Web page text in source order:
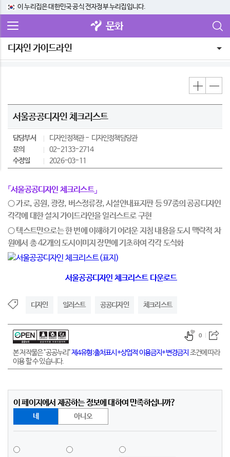
이 누리집은 대한민국 공식 전자정부 누리집입니다.
문화
디자인 가이드라인
서울공공디자인 체크리스트
담당부서 디자인정책관
디자인정책담당관
문의
02-2133-2714
수정일
2026-03-11
「서울공공디자인 체크리스트」
○ 가로,공원,광장, 버스정류장,시설안내표지판 등97종의 공공디자인
각각에 대한설치 가이드라인을 일러스트로 구현
○ 텍스트만으로는한 번에 이해하기 어려운 지침 내용을 도시 맥락적 차
원에서 총42개의 도시이미지 장면에 기초하여 각각 도식화
서울공공디자인 체크리스트 다운로드
디자인 일러스트 공공디자인 체크리스트
본 저작물은 "공공누리"제4유형:출처표시+상업적 이용금지+변경금지 조건에 따라
이용 할 수 있습니다.
0
이 페이지에서 제공하는 정보에 대하여 만족하십니까?
네 아니오